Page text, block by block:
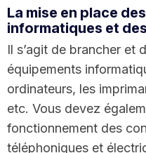
La mise en place
informatiques et
Il s’agit de brancher et
équipements
ordinateurs, les
etc. Vous devez
fonctionnement des
téléphoniques et